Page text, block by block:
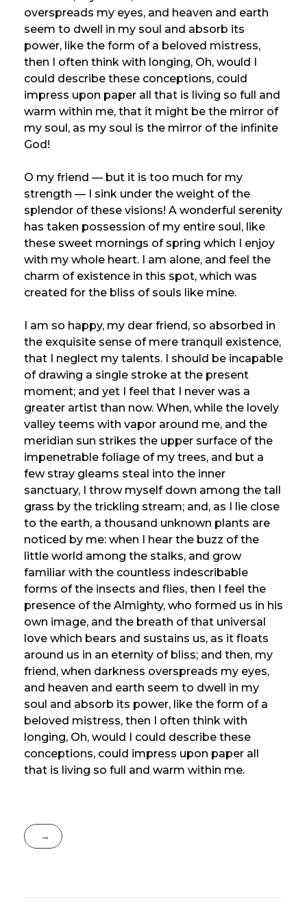
overspreads my eyes, and heaven and earth
seem to dwell in my soul and absorb its
power, like the form of a beloved mistress,
then I often think with longing, Oh, would I
could describe these conceptions, could
impress upon paper all that is living so full and
warm within me, that it might be the mirror of
my soul, as my soul is the mirror of the infinite
God!
O my friend — but it is too much for my
strength — I sink under the weight of the
splendor of these visions! A wonderful serenity
has taken possession of my entire soul, like
these sweet mornings of spring which I enjoy
with my whole heart. I am alone, and feel the
charm of existence in this spot, which was
created for the bliss of souls like mine.
I am so happy, my dear friend, so absorbed in
the exquisite sense of mere tranquil existence,
that I neglect my talents. I should be incapable
of drawing a single stroke at the present
moment; and yet I feel that I never was a
greater artist than now. When, while the lovely
valley teems with vapor around me, and the
meridian sun strikes the upper surface of the
impenetrable foliage of my trees, and but a
few stray gleams steal into the inner
sanctuary, I throw myself down among the tall
grass by the trickling stream; and, as I lie close
to the earth, a thousand unknown plants are
noticed by me: when I hear the buzz of the
little world among the stalks, and grow
familiar with the countless indescribable
forms of the insects and flies, then I feel the
presence of the Almighty, who formed us in his
own image, and the breath of that universal
love which bears and sustains us, as it floats
around us in an eternity of bliss; and then, my
friend, when darkness overspreads my eyes,
and heaven and earth seem to dwell in my
soul and absorb its power, like the form of a
beloved mistress, then I often think with
longing, Oh, would I could describe these
conceptions, could impress upon paper all
that is living so full and warm within me.